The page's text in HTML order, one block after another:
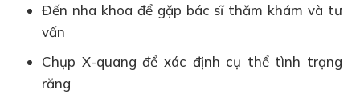
Đến nha khoa để gặp bác sĩ thăm khám và tư
vấn
Chụp X-quang để xác định cụ thể tình trạng
răng